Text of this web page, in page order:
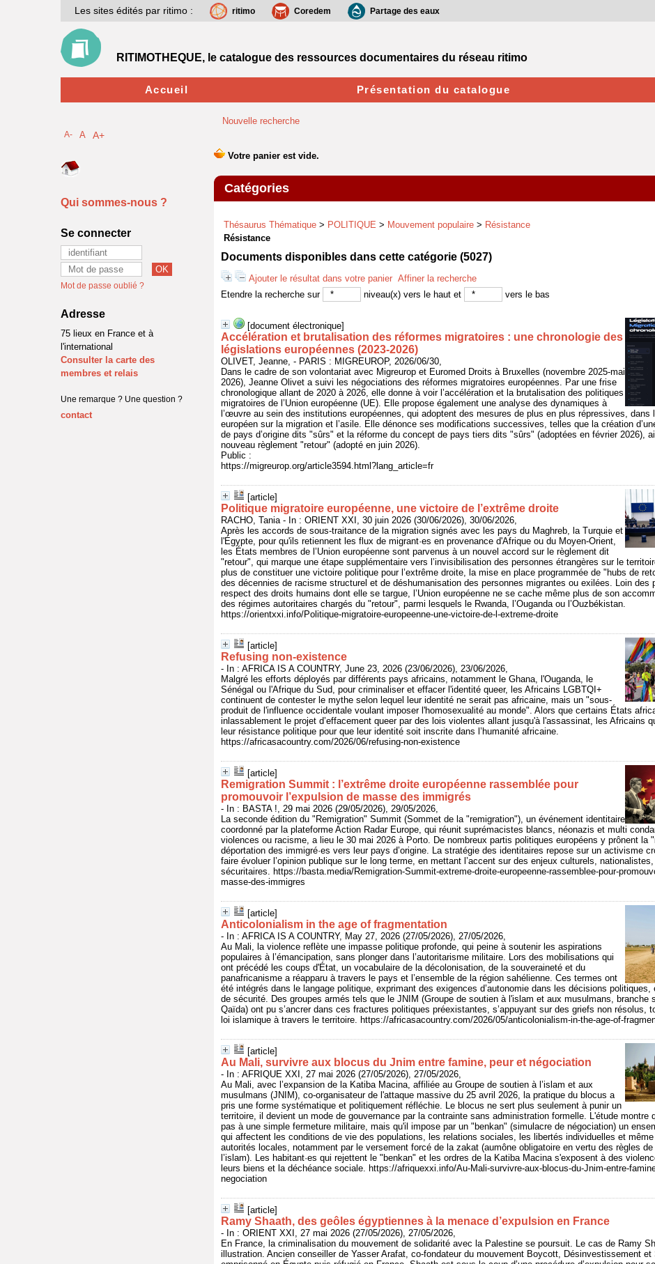
Nouvelle recherche
Catégories
Thésaurus Thématique > POLITIQUE > Mouvement populaire > Résistance
Résistance
Documents disponibles dans cette catégorie (5027)
Ajouter le résultat dans votre panier Affiner la recherche
Etendre la recherche sur
niveau(x) vers le haut et vers le bas
[document électronique]
Accélération et brutalisation des réformes migratoires : une chronologie des
législations européennes (2023-2026)
OLIVET, Jeanne, - PARIS : MIGREUROP, 2026/06/30,
Dans le cadre de son volontariat avec Migreurop et Euromed Droits à Bruxelles (novembre 2025-mai
2026), Jeanne Olivet a suivi les négociations des réformes migratoires européennes. Par une frise
chronologique allant de 2020 à 2026, elle donne à voir l’accélération et la brutalisation des politiques
migratoires de l’Union européenne (UE). Elle propose également une analyse des dynamiques à
l’œuvre au sein des institutions européennes, qui adoptent des mesures de plus en plus répressives, dans
européen sur la migration et l’asile. Elle dénonce ses modifications successives, telles que la création
de pays d’origine dits "sûrs" et la réforme du concept de pays tiers dits "sûrs" (adoptées en février 2026),
nouveau règlement "retour" (adopté en juin 2026).
Public :
https://migreurop.org/article3594.html?lang_article=fr
[article]
Politique migratoire européenne, une victoire de l’extrême droite
RACHO, Tania - In : ORIENT XXI, 30 juin 2026 (30/06/2026), 30/06/2026,
Après les accords de sous-traitance de la migration signés avec les pays du Maghreb, la Turquie et
l'Égypte, pour qu'ils retiennent les flux de migrant·es en provenance d'Afrique ou du Moyen-Orient,
les États membres de l’Union européenne sont parvenus à un nouvel accord sur le règlement dit
"retour", qui marque une étape supplémentaire vers l’invisibilisation des personnes étrangères sur le
plus de constituer une victoire politique pour l’extrême droite, la mise en place programmée de "hubs de
des décennies de racisme structurel et de déshumanisation des personnes migrantes ou exilées. Loin des
respect des droits humains dont elle se targue, l’Union européenne ne se cache même plus de son
des régimes autoritaires chargés du "retour", parmi lesquels le Rwanda, l’Ouganda ou l’Ouzbékistan.
https://orientxxi.info/Politique-migratoire-europeenne-une-victoire-de-l-extreme-droite
[article]
Refusing non-existence
- In : AFRICA IS A COUNTRY, June 23, 2026 (23/06/2026), 23/06/2026,
Malgré les efforts déployés par différents pays africains, notamment le Ghana, l'Ouganda, le
Sénégal ou l'Afrique du Sud, pour criminaliser et effacer l'identité queer, les Africains LGBTQI+
continuent de contester le mythe selon lequel leur identité ne serait pas africaine, mais un "sous-
produit de l'influence occidentale voulant imposer l'homosexualité au monde". Alors que certains États
inlassablement le projet d’effacement queer par des lois violentes allant jusqu'à l'assassinat, les Africains
leur résistance politique pour que leur identité soit inscrite dans l’humanité africaine.
https://africasacountry.com/2026/06/refusing-non-existence
[article]
Remigration Summit : l’extrême droite européenne rassemblée pour
promouvoir l’expulsion de masse des immigrés
- In : BASTA !, 29 mai 2026 (29/05/2026), 29/05/2026,
La seconde édition du "Remigration" Summit (Sommet de la "remigration"), un événement identitaire
coordonné par la plateforme Action Radar Europe, qui réunit suprémacistes blancs, néonazis et multi
violences ou racisme, a lieu le 30 mai 2026 à Porto. De nombreux partis politiques européens y prônent la
déportation des immigré·es vers leur pays d’origine. La stratégie des identitaires repose sur un activisme
faire évoluer l’opinion publique sur le long terme, en mettant l’accent sur des enjeux culturels,
sécuritaires. https://basta.media/Remigration-Summit-extreme-droite-europeenne-rassemblee-pour-
masse-des-immigres
[article]
Anticolonialism in the age of fragmentation
- In : AFRICA IS A COUNTRY, May 27, 2026 (27/05/2026), 27/05/2026,
Au Mali, la violence reflète une impasse politique profonde, qui peine à soutenir les aspirations
populaires à l’émancipation, sans plonger dans l’autoritarisme militaire. Lors des mobilisations qui
ont précédé les coups d'État, un vocabulaire de la décolonisation, de la souveraineté et du
panafricanisme a réapparu à travers le pays et l’ensemble de la région sahélienne. Ces termes ont
été intégrés dans le langage politique, exprimant des exigences d’autonomie dans les décisions politiques,
de sécurité. Des groupes armés tels que le JNIM (Groupe de soutien à l'islam et aux musulmans, branche
Qaïda) ont pu s’ancrer dans ces fractures politiques préexistantes, s’appuyant sur des griefs non résolus,
loi islamique à travers le territoire. https://africasacountry.com/2026/05/anticolonialism-in-the-age-of-
[article]
Au Mali, survivre aux blocus du Jnim entre famine, peur et négociation
- In : AFRIQUE XXI, 27 mai 2026 (27/05/2026), 27/05/2026,
Au Mali, avec l’expansion de la Katiba Macina, affiliée au Groupe de soutien à l’islam et aux
musulmans (JNIM), co-organisateur de l'attaque massive du 25 avril 2026, la pratique du blocus a
pris une forme systématique et politiquement réfléchie. Le blocus ne sert plus seulement à punir un
territoire, il devient un mode de gouvernance par la contrainte sans administration formelle. L'étude montre
pas à une simple fermeture militaire, mais qu'il impose par un "benkan" (simulacre de négociation) un
qui affectent les conditions de vie des populations, les relations sociales, les libertés individuelles et
autorités locales, notamment par le versement forcé de la zakat (aumône obligatoire en vertu des règles
l’islam). Les habitant·es qui rejettent le "benkan" et les ordres de la Katiba Macina s'exposent à des
leurs biens et la déchéance sociale. https://afriquexxi.info/Au-Mali-survivre-aux-blocus-du-Jnim-entre-
negociation
[article]
Ramy Shaath, des geôles égyptiennes à la menace d’expulsion en France
- In : ORIENT XXI, 27 mai 2026 (27/05/2026), 27/05/2026,
En France, la criminalisation du mouvement de solidarité avec la Palestine se poursuit. Le cas de Ramy
illustration. Ancien conseiller de Yasser Arafat, co-fondateur du mouvement Boycott, Désinvestissement et
Les sites édités par ritimo : ritimo Coredem Partage des eaux
RITIMOTHEQUE, le catalogue des ressources documentaires du réseau ritimo
Accueil Présentation du catalogue
A- A A+
Qui sommes-nous ?
Se connecter
Mot de passe oublié ?
Adresse
75 lieux en France et à
l'international
Consulter la carte des
membres et relais
Une remarque ? Une question ?
contact